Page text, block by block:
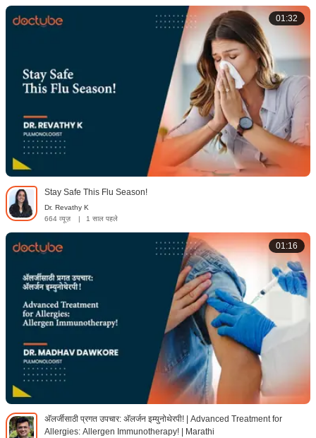
01:32
Stay Safe This Flu Season!
Dr. Revathy K
664 व्यूज़
| 1 साल पहले
01:16
अ‍ॅलर्जीसाठी प्रगत उपचार: अ‍ॅलर्जन इम्युनोथेरपी! | Advanced Treatment for
Allergies: Allergen Immunotherapy! | Marathi